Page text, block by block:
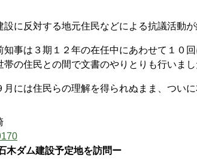
に反対する地元住民などによる抗議活動が
事は３期１２年の在任中にあわせて１０
の住民との間で文書のやりとりも行いまし
には住民らの理解を得られぬまま、つい
木ダム建設予定地を訪問ー